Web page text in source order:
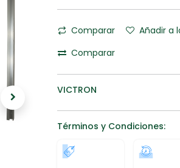
Comparar
Añadir a
Comparar
VICTRON
Términos y Condiciones: